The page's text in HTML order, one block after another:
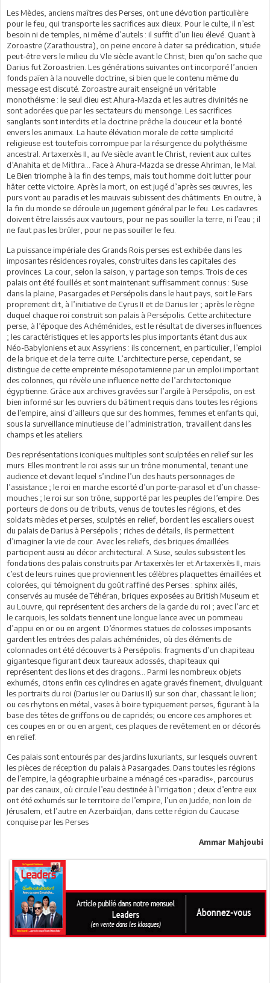
Les Mèdes, anciens maîtres des Perses, ont une dévotion particulière
pour le feu, qui transporte les sacrifices aux dieux. Pour le culte, il n’est
besoin ni de temples, ni même d’autels : il suffit d’un lieu élevé. Quant à
Zoroastre (Zarathoustra), on peine encore à dater sa prédication, située
peut-être vers le milieu du Vle siècle avant le Christ, bien qu’on sache que
Darius fut Zoroastrien. Les générations suivantes ont incorporé l’ancien
fonds païen à la nouvelle doctrine, si bien que le contenu même du
message est discuté. Zoroastre aurait enseigné un véritable
monothéisme : le seul dieu est Ahura-Mazda et les autres divinités ne
sont adorées que par les sectateurs du mensonge. Les sacrifices
sanglants sont interdits et la doctrine prêche la douceur et la bonté
envers les animaux. La haute élévation morale de cette simplicité
religieuse est toutefois corrompue par la résurgence du polythéisme
ancestral. Artaxerxès II, au IVe siècle avant le Christ, revient aux cultes
d’Anahita et de Mithra… Face à Ahura-Mazda se dresse Ahriman, le Mal.
Le Bien triomphe à la fin des temps, mais tout homme doit lutter pour
hâter cette victoire. Après la mort, on est jugé d’après ses œuvres, les
purs vont au paradis et les mauvais subissent des châtiments. En outre, à
la fin du monde se déroule un jugement général par le feu. Les cadavres
doivent être laissés aux vautours, pour ne pas souiller la terre, ni l’eau ; il
ne faut pas les brûler, pour ne pas souiller le feu.
La puissance impériale des Grands Rois perses est exhibée dans les
imposantes résidences royales, construites dans les capitales des
provinces. La cour, selon la saison, y partage son temps. Trois de ces
palais ont été fouillés et sont maintenant suffisamment connus : Suse
dans la plaine, Pasargades et Persépolis dans le haut pays, soit le Fars
proprement dit, à l’initiative de Cyrus II et de Darius Ier ; après le règne
duquel chaque roi construit son palais à Persépolis. Cette architecture
perse, à l’époque des Achéménides, est le résultat de diverses influences
; les caractéristiques et les apports les plus importants étant dus aux
Néo-Babyloniens et aux Assyriens : ils concernent, en particulier, l’emploi
de la brique et de la terre cuite. L’architecture perse, cependant, se
distingue de cette empreinte mésopotamienne par un emploi important
des colonnes, qui révèle une influence nette de l’architectonique
égyptienne. Grâce aux archives gravées sur l’argile à Persépolis, on est
bien informé sur les ouvriers du bâtiment requis dans toutes les régions
de l’empire, ainsi d’ailleurs que sur des hommes, femmes et enfants qui,
sous la surveillance minutieuse de l’administration, travaillent dans les
champs et les ateliers.
Des représentations iconiques multiples sont sculptées en relief sur les
murs. Elles montrent le roi assis sur un trône monumental, tenant une
audience et devant lequel s’incline l’un des hauts personnages de
l’assistance ; le roi en marche escorté d’un porte-parasol et d’un chasse-
mouches ; le roi sur son trône, supporté par les peuples de l’empire. Des
porteurs de dons ou de tributs, venus de toutes les régions, et des
soldats mèdes et perses, sculptés en relief, bordent les escaliers ouest
du palais de Darius à Persépolis ; riches de détails, ils permettent
d’imaginer la vie de cour. Avec les reliefs, des briques émaillées
participent aussi au décor architectural. A Suse, seules subsistent les
fondations des palais construits par Artaxerxès Ier et Artaxerxès II, mais
c’est de leurs ruines que proviennent les célèbres plaquettes émaillées et
colorées, qui témoignent du goût raffiné des Perses : sphinx ailés,
conservés au musée de Téhéran, briques exposées au British Museum et
au Louvre, qui représentent des archers de la garde du roi ; avec l’arc et
le carquois, les soldats tiennent une longue lance avec un pommeau
d’appui en or ou en argent. D’énormes statues de colosses imposants
gardent les entrées des palais achéménides, où des éléments de
colonnades ont été découverts à Persépolis: fragments d’un chapiteau
gigantesque figurant deux taureaux adossés, chapiteaux qui
représentent des lions et des dragons… Parmi les nombreux objets
exhumés, citons enfin ces cylindres en agate gravés finement, divulguant
les portraits du roi (Darius Ier ou Darius II) sur son char, chassant le lion;
ou ces rhytons en métal, vases à boire typiquement perses, figurant à la
base des têtes de griffons ou de capridés; ou encore ces amphores et
ces coupes en or ou en argent, ces plaques de revêtement en or décorés
en relief.
Ces palais sont entourés par des jardins luxuriants, sur lesquels ouvrent
les pièces de réception du palais à Pasargades. Dans toutes les régions
de l’empire, la géographie urbaine a ménagé ces «paradis», parcourus
par des canaux, où circule l’eau destinée à l’irrigation ; deux d’entre eux
ont été exhumés sur le territoire de l’empire, l’un en Judée, non loin de
Jérusalem, et l’autre en Azerbaïdjan, dans cette région du Caucase
conquise par les Perses
Ammar Mahjoubi